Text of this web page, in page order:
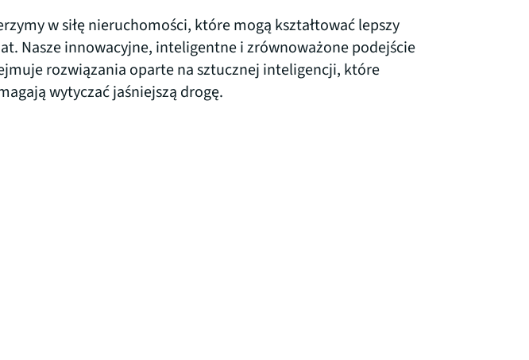
w siłę nieruchomości, które mogą kształtować lepszy
Nasze innowacyjne, inteligentne i zrównoważone podejście
rozwiązania oparte na sztucznej inteligencji, które
wytyczać jaśniejszą drogę.